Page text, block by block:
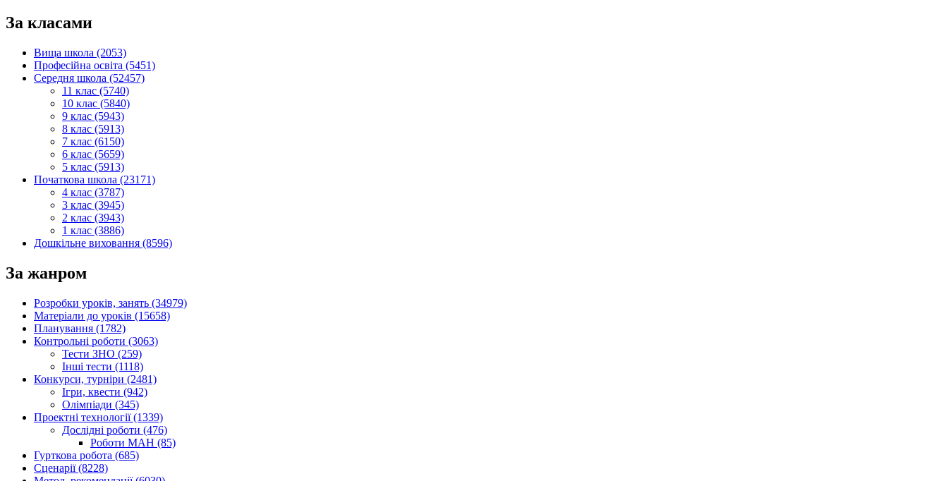
За класами
Вища школа (2053)
Професійна освіта (5451)
Середня школа (52457)
11 клас (5740)
10 клас (5840)
9 клас (5943)
8 клас (5913)
7 клас (6150)
6 клас (5659)
5 клас (5913)
Початкова школа (23171)
4 клас (3787)
3 клас (3945)
2 клас (3943)
1 клас (3886)
Дошкільне виховання (8596)
За жанром
Розробки уроків, занять (34979)
Матеріали до уроків (15658)
Планування (1782)
Контрольні роботи (3063)
Тести ЗНО (259)
Інші тести (1118)
Конкурси, турніри (2481)
Ігри, квести (942)
Олімпіади (345)
Проектні технології (1339)
Дослідні роботи (476)
Роботи МАН (85)
Гурткова робота (685)
Сценарії (8228)